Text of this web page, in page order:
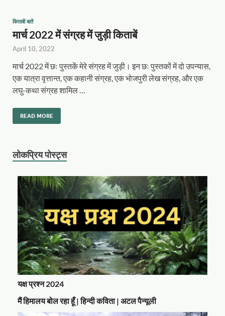
किताबी बातें
मार्च 2022 में संग्रह में जुड़ी किताबें
April 10, 2022
मार्च 2022 में छः पुस्तकें मेरे संग्रह में जुड़ी। इन छः पुस्तकों में दो उपन्यास,
एक यात्रा वृत्तान्त, एक कहानी संग्रह, एक भोजपुरी लेख संग्रह, और एक
लघु-कथा संग्रह शामिल …
READ MORE
लोकप्रिय पोस्ट्स
यक्ष प्रश्न 2024
मैं हिमालय बोल रहा हूँ | हिन्दी कविता | अटल पैन्यूली